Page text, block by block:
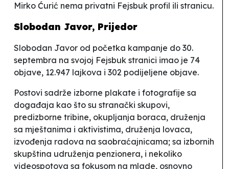
Mirko Ćurić nema privatni Fejsbuk profil ili stranicu.
Slobodan Javor, Prijedor
Slobodan Javor od početka kampanje do 30.
septembra na svojoj Fejsbuk stranici imao je 74
objave, 12.947 lajkova i 302 podijeljene objave.
Postovi sadrže izborne plakate i fotografije sa
događaja kao što su stranački skupovi,
predizborne tribine, okupljanja boraca, druženja
sa mještanima i aktivistima, druženja lovaca,
izvođenja radova na saobraćajnicama; sa izbornih
skupština udruženja penzionera, i nekoliko
videospotova sa fokusom na mlade, osnovno